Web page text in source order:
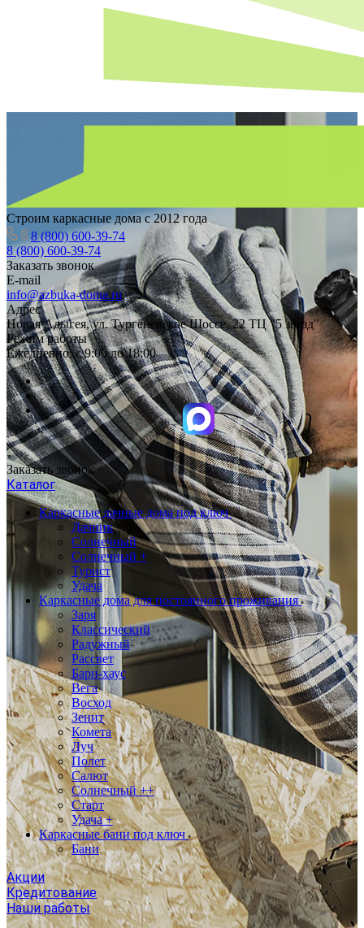
Строим каркасные дома с 2012 года
8 (800) 600-39-74
8 (800) 600-39-74
Заказать звонок
E-mail
info@azbuka-doma.ru
Адрес
Новая Адыгея, ул. Тургеневское Шоссе, 22 ТЦ "5 звезд"
Режим работы
Ежедневно: с 9:00 до 18:00
Заказать звонок
Каталог
Каркасные дачные дома под ключ
Дачник
Солнечный
Солнечный +
Турист
Удача
Каркасные дома для постоянного проживания
Заря
Классический
Радужный
Рассвет
Барн-хаус
Вега
Восход
Зенит
Комета
Луч
Полет
Салют
Солнечный ++
Старт
Удача +
Каркасные бани под ключ
Бани
Акции
Кредитование
Наши работы